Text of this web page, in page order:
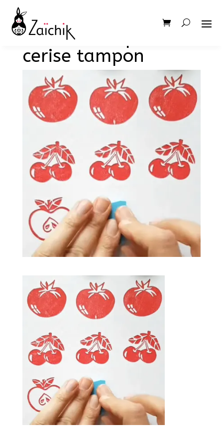
tomate tampon
cerise tampon